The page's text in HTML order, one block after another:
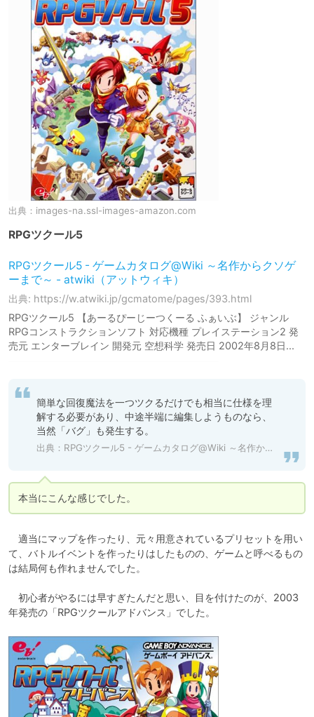
出典： images-na.ssl-images-amazon.com
RPGツクール5
RPGツクール5 - ゲームカタログ@Wiki ～名作からクソゲ
ーまで～ - atwiki（アットウィキ）
出典: https://w.atwiki.jp/gcmatome/pages/393.html
RPGツクール5 【あーるぴーじーつくーる ふぁいぶ】 ジャンル
RPGコンストラクションソフト 対応機種 プレイステーション2 発
売元 エンターブレイン 開発元 空想科学 発売日 2002年8月8日...
簡単な回復魔法を一つツクるだけでも相当に仕様を理
解する必要があり、中途半端に編集しようものなら、
当然「バグ」も発生する。
出典： RPGツクール5 - ゲームカタログ@Wiki ～名作からクソゲーまで～ - atwiki（アットウィキ）
本当にこんな感じでした。
適当にマップを作ったり、元々用意されているプリセットを用い
て、バトルイベントを作ったりはしたものの、ゲームと呼べるもの
は結局何も作れませんでした。
初心者がやるには早すぎたんだと思い、目を付けたのが、2003
年発売の「RPGツクールアドバンス」でした。